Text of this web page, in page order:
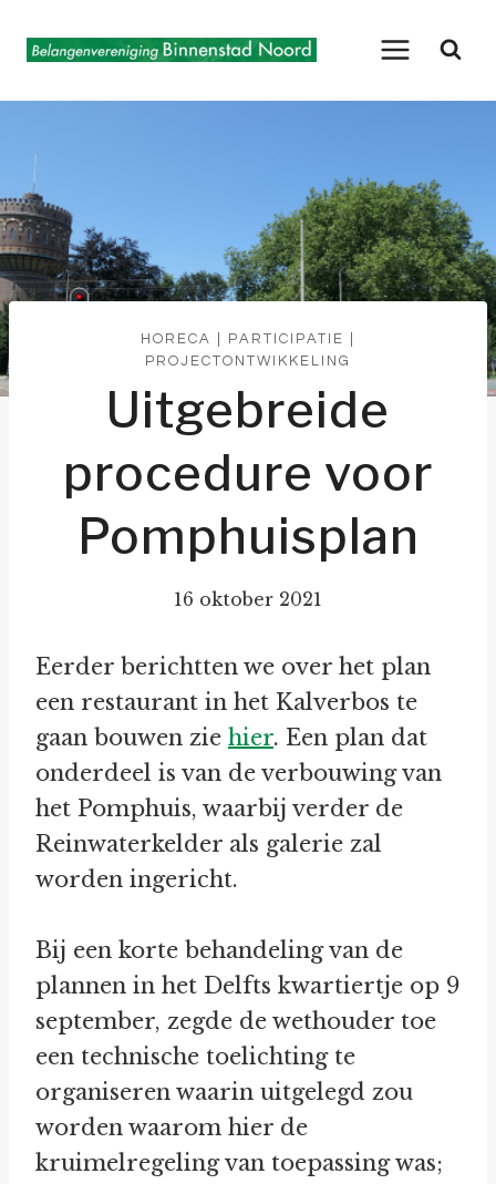
naar
HORECA PARTICIPATIE
PROJECTONTWIKKELING
Uitgebreide
procedure voor
Pomphuisplan
16 oktober 2021
Eerder berichtten we over het plan
een restaurant in het Kalverbos te
gaan bouwen zie hier. Een plan dat
onderdeel is van de verbouwing van
het Pomphuis, waarbij verder de
Reinwaterkelder als galerie zal
worden ingericht.
Bij een korte behandeling van de
plannen in het Delfts kwartiertje op 9
september, zegde de wethouder toe
een technische toelichting te
organiseren waarin uitgelegd zou
worden waarom hier de
kruimelregeling van toepassing was;